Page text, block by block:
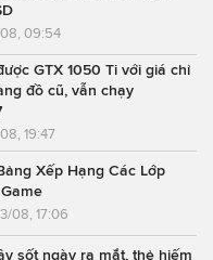
09:54
GTX 1050 Ti với giá chỉ
đồ cũ, vẫn chạy
19:47
Xếp Hạng Các Lớp
08, 17:06
sốt ngày ra mắt, thẻ hiếm